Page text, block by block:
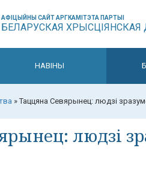
АФІЦЫЙНЫ САЙТ АРГКАМІТЭТА ПАРТЫІ
БЕЛАРУСКАЯ
НАВІНЫ
»Таццяна Севярынец: людзі
людзі